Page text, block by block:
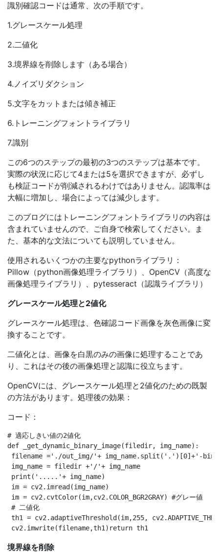
識別確認コードは通常、次の手順です。
1.グレースケール処理
2.二値化
3.境界線を削除します（ある場合）
4.ノイズリダクション
5.文字をカットまたは傾き補正
6.トレーニングフォントライブラリ
7.識別
この6つのステップの最初の3つのステップは基本です。
実際の状況に応じて4または5を選択できますが、必ずし
も検証コードが削減されるわけではありません。認識率は
大幅に増加し、場合によっては減少します。
このブログにはトレーニングフォントライブラリの内容は
含まれていませんので、ご自身で検索してください。ま
た、基本的な文法についても説明していません。
使用されるいくつかの主要なpythonライブラリ：
Pillow（python画像処理ライブラリ）、OpenCV（高度な
画像処理ライブラリ）、pytesseract（認識ライブラリ）
グレースケール処理と2値化
グレースケール処理は、色確認コード画像を灰色画像に変
換することです。
二値化とは、画像を白黒のみの画像に処理することであ
り、これはその後の画像処理と認識に役立ちます。
OpenCVには、グレースケール処理と2値化のための既製
の方法があります。処理後の効果：
コード：
# 適応しきい値の2値化
def _get_dynamic_binary_image(filedir, img_name):
filename ='./out_img/'+ img_name.split('.')[0]+'-
img_name = filedir +'/'+ img_name
print('.....'+ img_name)
im = cv2.imread(img_name)
im = cv2.cvtColor(im,cv2.COLOR_BGR2GRAY) #グレー値
# 二値化
th1 = cv2.adaptiveThreshold(im,255,
境界線を削除